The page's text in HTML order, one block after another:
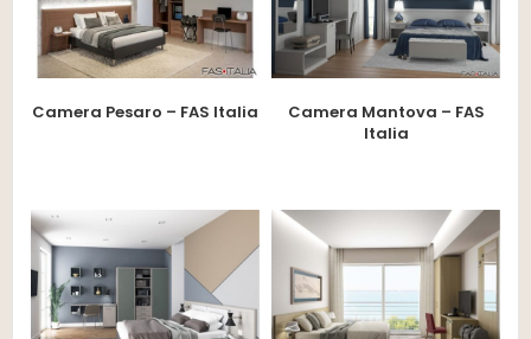
Camera Pesaro – FAS Italia
Camera Mantova – FAS
Italia